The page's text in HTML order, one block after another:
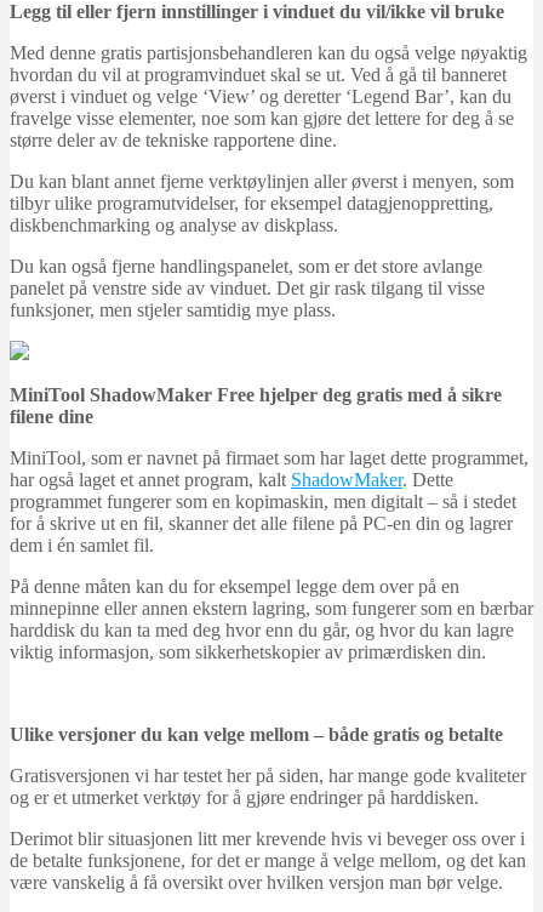
Legg til eller fjern innstillinger i vinduet du vil/ikke vil bruke
Med denne gratis partisjonsbehandleren kan du også velge nøyaktig
hvordan du vil at programvinduet skal se ut. Ved å gå til banneret
øverst i vinduet og velge ‘View’ og deretter ‘Legend Bar’, kan du
fravelge visse elementer, noe som kan gjøre det lettere for deg å se
større deler av de tekniske rapportene dine.
Du kan blant annet fjerne verktøylinjen aller øverst i menyen, som
tilbyr ulike programutvidelser, for eksempel datagjenoppretting,
diskbenchmarking og analyse av diskplass.
Du kan også fjerne handlingspanelet, som er det store avlange
panelet på venstre side av vinduet. Det gir rask tilgang til visse
funksjoner, men stjeler samtidig mye plass.
MiniTool ShadowMaker Free hjelper deg gratis med å sikre
filene dine
MiniTool, som er navnet på firmaet som har laget dette programmet,
har også laget et annet program, kalt ShadowMaker. Dette
programmet fungerer som en kopimaskin, men digitalt – så i stedet
for å skrive ut en fil, skanner det alle filene på PC-en din og lagrer
dem i én samlet fil.
På denne måten kan du for eksempel legge dem over på en
minnepinne eller annen ekstern lagring, som fungerer som en bærbar
harddisk du kan ta med deg hvor enn du går, og hvor du kan lagre
viktig informasjon, som sikkerhetskopier av primærdisken din.
Ulike versjoner du kan velge mellom – både gratis og betalte
Gratisversjonen vi har testet her på siden, har mange gode kvaliteter
og er et utmerket verktøy for å gjøre endringer på harddisken.
Derimot blir situasjonen litt mer krevende hvis vi beveger oss over i
de betalte funksjonene, for det er mange å velge mellom, og det kan
være vanskelig å få oversikt over hvilken versjon man bør velge.